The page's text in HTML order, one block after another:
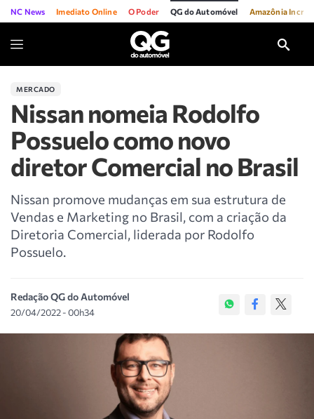
NC News Imediato Online O Poder QG do Automóvel Amazônia
MERCADO
Nissan nomeia Rodolfo
Possuelo como novo
diretor Comercial no Brasil
Nissan promove mudanças em sua estrutura de
Vendas e Marketing no Brasil, com a criação da
Diretoria Comercial, liderada por Rodolfo
Possuelo.
Redação QG do Automóvel
20/04/2022 - 00h34